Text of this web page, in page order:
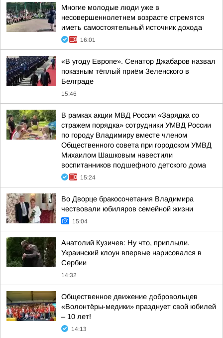
Многие молодые люди уже в
несовершеннолетнем возрасте стремятся
иметь самостоятельный источник дохода
16:01
«В угоду Европе». Сенатор Джабаров назвал
показным тёплый приём Зеленского в
Белграде
15:46
В рамках акции МВД России «Зарядка со
стражем порядка» сотрудники УМВД России
по городу Владимиру вместе членом
Общественного совета при городском УМВД
Михаилом Шашковым навестили
воспитанников подшефного детского дома
15:24
Во Дворце бракосочетания Владимира
чествовали юбиляров семейной жизни
15:04
Анатолий Кузичев: Ну что, приплыли.
Украинский клоун впервые нарисовался в
Сербии
14:32
Общественное движение добровольцев
«Волонтёры-медики» празднует свой юбилей
– 10 лет!
14:13